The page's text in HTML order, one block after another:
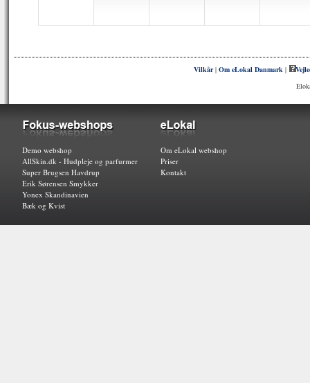
Vilkår|Om eLokal Danmark |
Demo webshop
AllSkin.dk - Hudpleje og parfurmer
Super Brugsen Havdrup
Erik Sørensen Smykker
Yonex Skandinavien
Bæk og Kvist
Om eLokal webshop
Priser
Kontakt